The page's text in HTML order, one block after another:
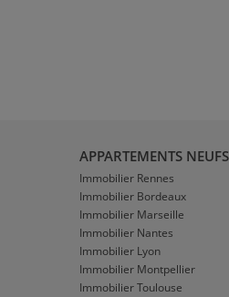
APPARTEMENTS NEUFS
Immobilier Rennes
Immobilier Bordeaux
Immobilier Marseille
Immobilier Nantes
Immobilier Lyon
Immobilier Montpellier
Immobilier Toulouse